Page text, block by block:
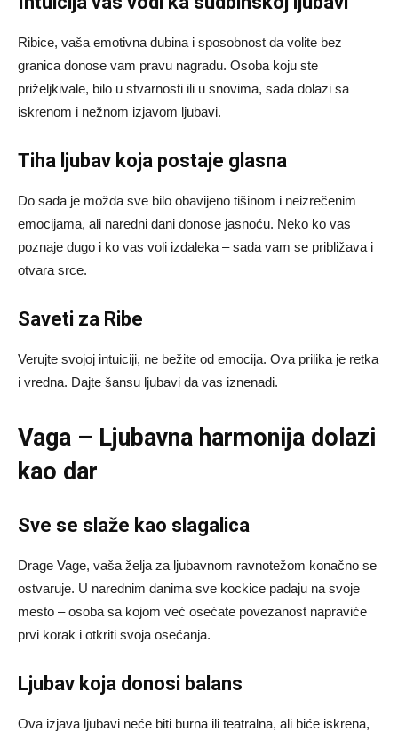
Ribice, vaša emotivna dubina i sposobnost da volite bez
granica donose vam pravu nagradu. Osoba koju ste
priželjkivale, bilo u stvarnosti ili u snovima, sada dolazi sa
iskrenom i nežnom izjavom ljubavi.
Tiha ljubav koja postaje glasna
Do sada je možda sve bilo obavijeno tišinom i neizrečenim
emocijama, ali naredni dani donose jasnoću. Neko ko vas
poznaje dugo i ko vas voli izdaleka – sada vam se približava i
otvara srce.
Saveti za Ribe
Verujte svojoj intuiciji, ne bežite od emocija. Ova prilika je retka
i vredna. Dajte šansu ljubavi da vas iznenadi.
Vaga – Ljubavna harmonija dolazi
kao dar
Sve se slaže kao slagalica
Drage Vage, vaša želja za ljubavnom ravnotežom konačno se
ostvaruje. U narednim danima sve kockice padaju na svoje
mesto – osoba sa kojom već osećate povezanost napraviće
prvi korak i otkriti svoja osećanja.
Ljubav koja donosi balans
Ova izjava ljubavi neće biti burna ili teatralna, ali biće iskrena,